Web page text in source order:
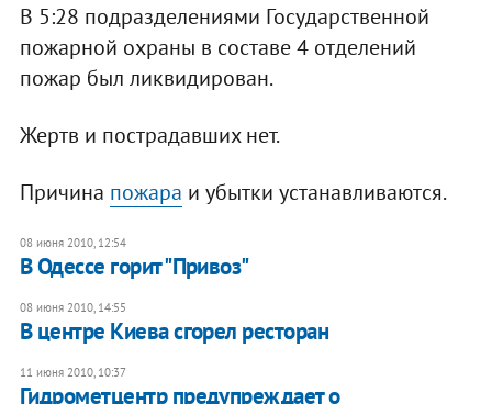
В 5:28 подразделениями Государственной
пожарной охраны в составе 4 отделений
пожар был ликвидирован.
Жертв и пострадавших нет.
Причина пожара и убытки устанавливаются.
08 июня 2010, 12:54
В Одессе горит "Привоз"
08 июня 2010, 14:55
В центре Киева сгорел ресторан
11 июня 2010, 10:37
Гидрометцентр предупреждает о